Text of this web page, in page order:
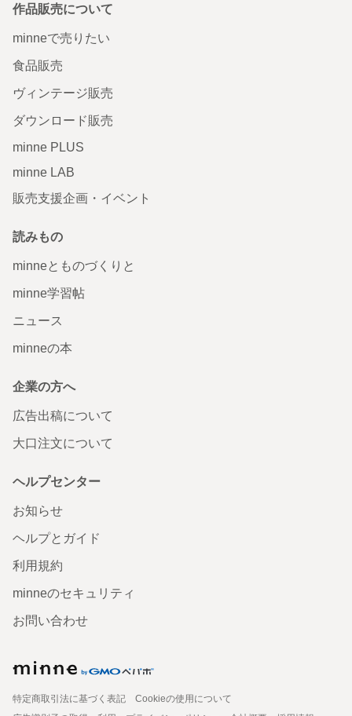
作品販売について
minneで売りたい
食品販売
ヴィンテージ販売
ダウンロード販売
minne PLUS
minne LAB
販売支援企画・イベント
読みもの
minneとものづくりと
minne学習帖
ニュース
minneの本
企業の方へ
広告出稿について
大口注文について
ヘルプセンター
お知らせ
ヘルプとガイド
利用規約
minneのセキュリティ
お問い合わせ
特定商取引法に基づく表記
Cookieの使用について